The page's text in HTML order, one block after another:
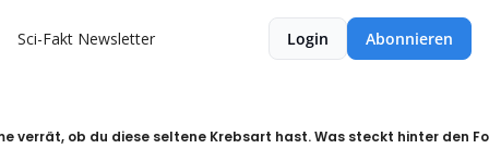
Sci-Fakt Newsletter Login Abonnieren